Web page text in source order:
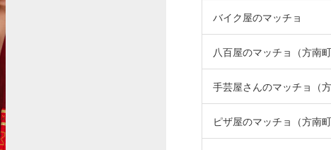
バイク屋のマッチョ
八百屋のマッチョ（方南町
手芸屋さんのマッチョ（方
ピザ屋のマッチョ（方南町